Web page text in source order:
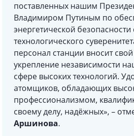
поставленных нашим
Владимиром Путиным по
энергетической
технологического
персонал станции вносит
укрепление независимости
сфере высоких технологий.
атомщиков, обладающих
профессионализмом,
своему делу, надёжных», –
Аршинова.